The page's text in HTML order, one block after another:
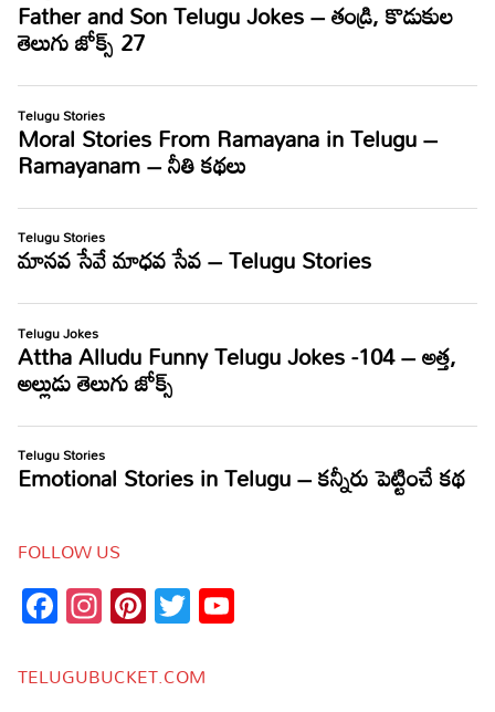
FOLLOW US
Facebook
Instagram
Pinterest
Twitter
TELUGUBUCKET.COM